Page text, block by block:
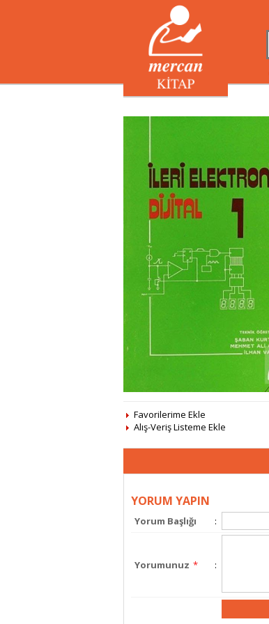
Favorilerime Ekle
Alış-Veriş Listeme Ekle
YORUM YAPIN
Yorum Başlığı :
Yorumunuz * :